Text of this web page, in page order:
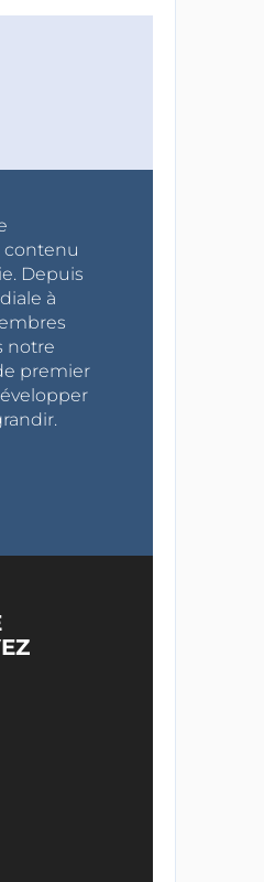
contenu
Depuis
à
notre
premier